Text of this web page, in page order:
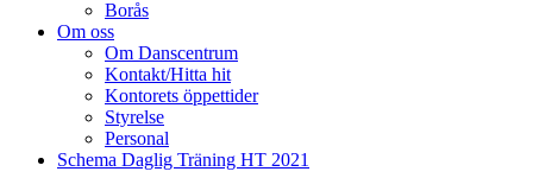
Borås
Om oss
Om Danscentrum
Kontakt/Hitta hit
Kontorets öppettider
Styrelse
Personal
Schema Daglig Träning HT 2021